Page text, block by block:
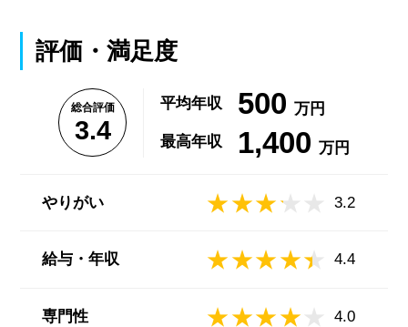
評価・満足度
総合評価
3.4
平均年収 500 万円
最高年収
1,400 万円
やりがい 3.2
給与・年収 4.4
専門性 4.0